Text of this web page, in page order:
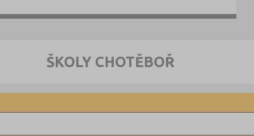
ŠKOLY CHOTĚBOŘ